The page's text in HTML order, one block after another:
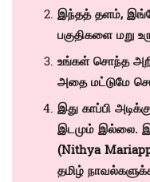
இந்தத் தளம்,
பகுதிகளை மறு
உங்கள் சொந்த
அதை மட்டுமே
இது காப்பி
இடமும் இல்லை.
(Nithya
தமிழ்